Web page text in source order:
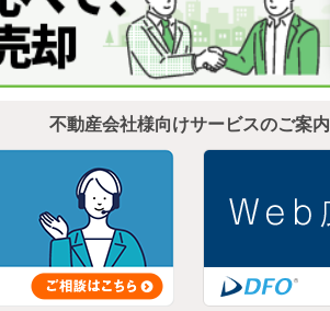
不動産会社様向けサービスのご案内